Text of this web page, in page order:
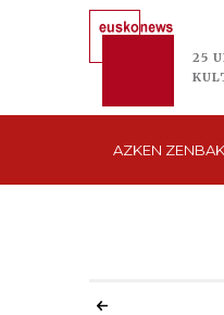
25
AZKEN